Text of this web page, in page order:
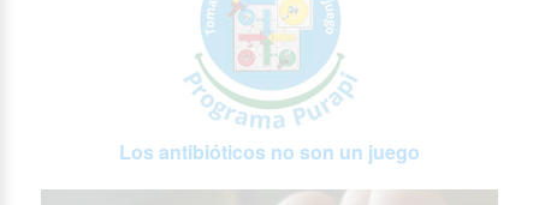
Los antibióticos no son un juego